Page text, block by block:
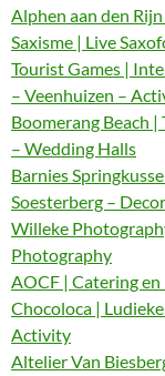
Alphen aan den
Saxisme | Live
Tourist Games |
– Veenhuizen –
Boomerang Beach
– Wedding Halls
Barnies
Soesterberg –
Willeke
Photography
AOCF | Catering
Chocoloca |
Activity
Altelier Van